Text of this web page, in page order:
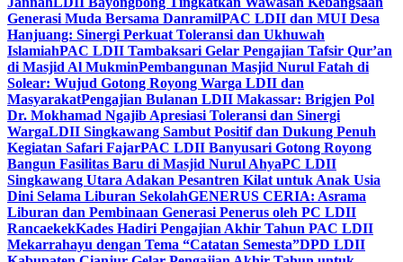
Generasi Muda Bersama DanramilPAC LDII dan MUI Desa
Hanjuang: Sinergi Perkuat Toleransi dan Ukhuwah
IslamiahPAC LDII Tambaksari Gelar Pengajian Tafsir Qur’an
di Masjid Al MukminPembangunan Masjid Nurul Fatah di
Solear: Wujud Gotong Royong Warga LDII dan
MasyarakatPengajian Bulanan LDII Makassar: Brigjen Pol
Dr. Mokhamad Ngajib Apresiasi Toleransi dan Sinergi
WargaLDII Singkawang Sambut Positif dan Dukung Penuh
Kegiatan Safari FajarPAC LDII Banyusari Gotong Royong
Bangun Fasilitas Baru di Masjid Nurul AhyaPC LDII
Singkawang Utara Adakan Pesantren Kilat untuk Anak Usia
Dini Selama Liburan SekolahGENERUS CERIA: Asrama
Liburan dan Pembinaan Generasi Penerus oleh PC LDII
RancaekekKades Hadiri Pengajian Akhir Tahun PAC LDII
Mekarrahayu dengan Tema “Catatan Semesta”DPD LDII